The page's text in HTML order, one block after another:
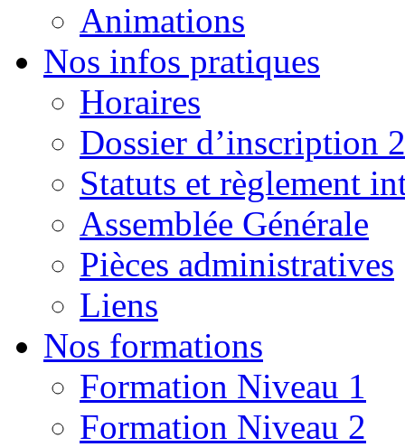
Animations
Nos infos pratiques
Horaires
Dossier d’inscription
Statuts et règlement
Assemblée Générale
Pièces administratives
Liens
Nos formations
Formation Niveau 1
Formation Niveau 2